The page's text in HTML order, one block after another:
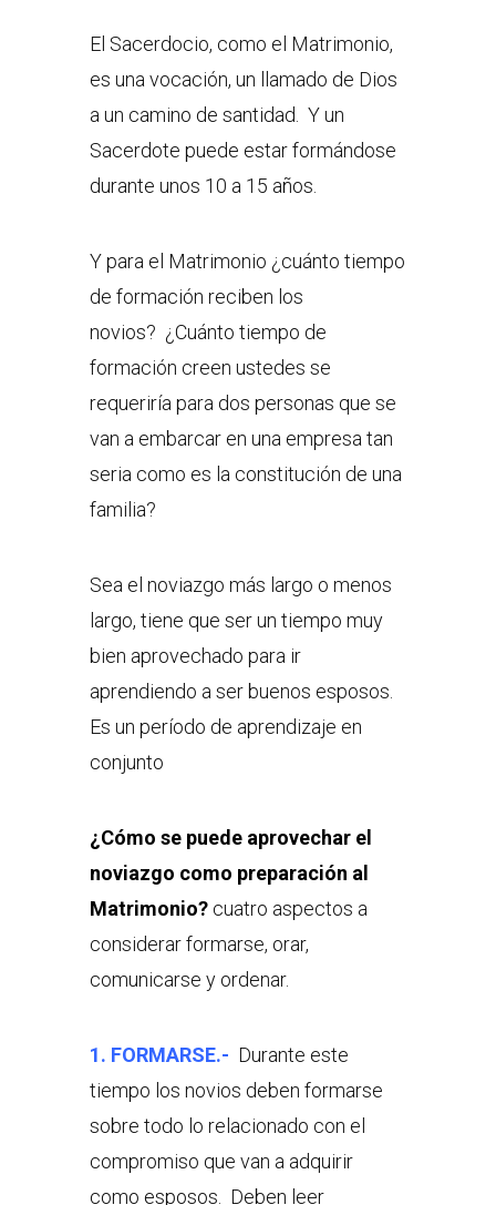
El Sacerdocio, como el Matrimonio,
es una vocación, un llamado de Dios
a un camino de santidad. Y un
Sacerdote puede estar formándose
durante unos 10 a 15 años.
Y para el Matrimonio ¿cuánto tiempo
de formación reciben los
novios? ¿Cuánto tiempo de
formación creen ustedes se
requeriría para dos personas que se
van a embarcar en una empresa tan
seria como es la constitución de una
familia?
Sea el noviazgo más largo o menos
largo, tiene que ser un tiempo muy
bien aprovechado para ir
aprendiendo a ser buenos esposos.
Es un período de aprendizaje en
conjunto
¿Cómo se puede aprovechar el
noviazgo como preparación al
Matrimonio?cuatro aspectos a
considerar formarse, orar,
comunicarse y ordenar.
1. FORMARSE.- Durante este
tiempo los novios deben formarse
sobre todo lo relacionado con el
compromiso que van a adquirir
como esposos. Deben leer